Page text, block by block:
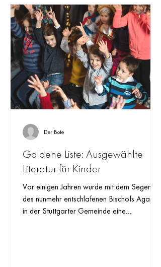
Goldene Liste: Ausgewählte
Literatur für Kinder
Vor einigen Jahren wurde mit dem Segen
des nunmehr entschlafenen Bischofs Agapit
in der Stuttgarter Gemeinde eine
Der Bote